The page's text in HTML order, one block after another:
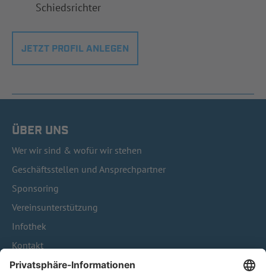
Schiedsrichter
JETZT PROFIL ANLEGEN
ÜBER UNS
Wer wir sind & wofür wir stehen
Geschäftsstellen und Ansprechpartner
Sponsoring
Vereinsunterstützung
Infothek
Kontakt